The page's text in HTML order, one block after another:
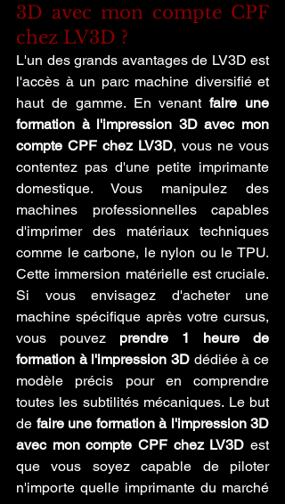
3D avec mon compte CPF
chez LV3D ?
L'un des grands avantages de LV3D est
l'accès à un parc machine diversifié et
haut de gamme. En venant faire une
formation à l'impression 3D avec mon
compte CPF chez LV3D, vous ne vous
contentez pas d'une petite imprimante
domestique. Vous manipulez des
machines professionnelles capables
d'imprimer des matériaux techniques
comme le carbone, le nylon ou le TPU.
Cette immersion matérielle est cruciale.
Si vous envisagez d'acheter une
machine spécifique après votre cursus,
vous pouvez prendre 1 heure de
formation à l'impression 3D dédiée à ce
modèle précis pour en comprendre
toutes les subtilités mécaniques. Le but
de faire une formation à l'impression 3D
avec mon compte CPF chez LV3D est
que vous soyez capable de piloter
n'importe quelle imprimante du marché